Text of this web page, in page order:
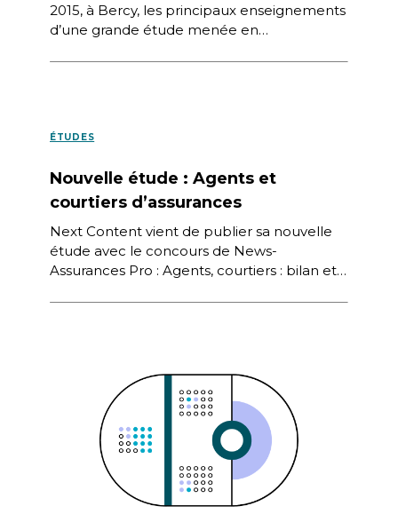
2015, à Bercy, les principaux enseignements
d’une grande étude menée en
ÉTUDES
Nouvelle étude : Agents et
courtiers d’assurances
Next Content vient de publier sa nouvelle
étude avec le concours de News-
Assurances Pro : Agents, courtiers : bilan et